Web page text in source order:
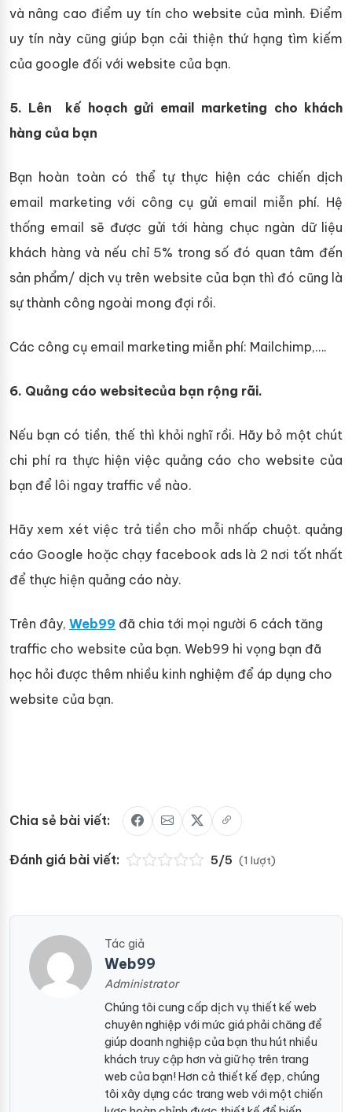
và nâng cao điểm uy tín cho website của mình. Điểm
uy tín này cũng giúp bạn cải thiện thứ hạng tìm kiếm
của google đối với website của bạn.
5. Lên kế hoạch gửi email marketing cho khách
hàng của bạn
Bạn hoàn toàn có thể tự thực hiện các chiến dịch
email marketing với công cụ gửi email miễn phí. Hệ
thống email sẽ được gửi tới hàng chục ngàn dữ liệu
khách hàng và nếu chỉ 5% trong số đó quan tâm đến
sản phẩm/ dịch vụ trên website của bạn thì đó cũng là
sự thành công ngoài mong đợi rồi.
Các công cụ email marketing miễn phí: Mailchimp,….
6. Quảng cáo websitecủa bạn rộng rãi.
Nếu bạn có tiền, thế thì khỏi nghĩ rồi. Hãy bỏ một chút
chi phí ra thực hiện việc quảng cáo cho website của
bạn để lôi ngay traffic về nào.
Hãy xem xét việc trả tiền cho mỗi nhấp chuột. quảng
cáo Google hoặc chạy facebook ads là 2 nơi tốt nhất
để thực hiện quảng cáo này.
Trên đây, Web99 đã chia tới mọi người 6 cách tăng
traffic cho website của bạn. Web99 hi vọng bạn đã
học hỏi được thêm nhiều kinh nghiệm để áp dụng cho
website của bạn.
Chia sẻ bài viết:
Đánh giá bài viết: 5/5 (1 lượt)
Tác giả
Web99
Administrator
Chúng tôi cung cấp dịch vụ thiết kế web
chuyên nghiệp với mức giá phải chăng để
giúp doanh nghiệp của bạn thu hút nhiều
khách truy cập hơn và giữ họ trên trang
web của bạn! Hơn cả thiết kế đẹp, chúng
tôi xây dựng các trang web với một chiến